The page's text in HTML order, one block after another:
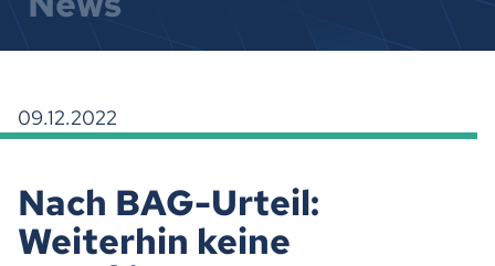
09.12.2022
Nach BAG-Urteil:
Weiterhin keine